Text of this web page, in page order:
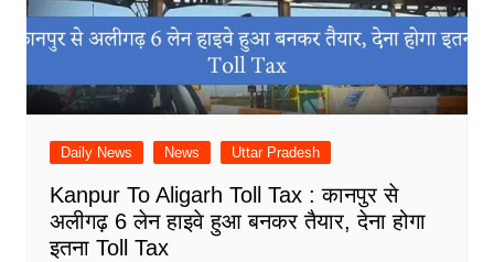
Daily News News Uttar Pradesh
Kanpur To Aligarh Toll Tax : कानपुर से
अलीगढ़ 6 लेन हाइवे हुआ बनकर तैयार, देना होगा
इतना Toll Tax